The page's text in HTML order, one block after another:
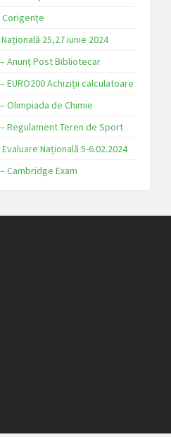
Corigențe
25,27 iunie 2024
Anunț Post Bibliotecar
EURO200 Achiziții calculatoare
Olimpiada de Chimie
Regulament Teren de Sport
Națională 5-6.02.2024
Cambridge Exam